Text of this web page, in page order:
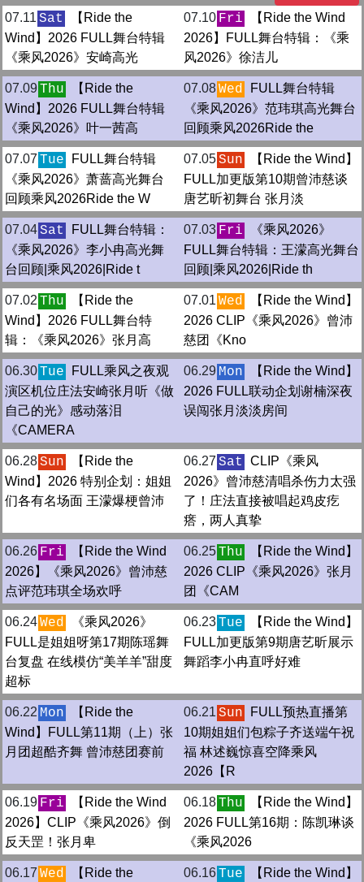
07.11 Sat
【Ride the
Wind】2026 FULL舞台特辑
《乘风2026》安崎高光
07.10 Fri
【Ride the Wind
2026】FULL舞台特辑：《乘
风2026》徐洁儿
07.09Thu
【Ride the
Wind】2026 FULL舞台特辑
《乘风2026》叶一茜高
07.08Wed
FULL舞台特辑
《乘风2026》范玮琪高光舞台
回顾乘风2026Ride the
07.07 Tue
FULL舞台特辑
《乘风2026》萧蔷高光舞台
回顾乘风2026Ride the W
07.05Sun
【Ride the Wind】
FULL加更版第10期曾沛慈谈
唐艺昕初舞台 张月淡
07.04Sat
FULL舞台特辑：
《乘风2026》李小冉高光舞
台回顾|乘风2026|Ride t
07.03 Fri
《乘风2026》
FULL舞台特辑：王濛高光舞台
回顾|乘风2026|Ride th
07.02 Thu
【Ride the
Wind】2026 FULL舞台特
辑：《乘风2026》张月高
07.01 Wed
【Ride the Wind】
2026 CLIP《乘风2026》曾沛
慈团《Kno
06.30Tue
FULL乘风之夜观
演区机位庄法安崎张月听《做
自己的光》感动落泪
《CAMERA
06.29 Mon
【Ride the Wind】
2026 FULL联动企划谢楠深夜
误闯张月淡淡房间
06.28Sun
【Ride the
Wind】2026 特别企划：姐姐
们各有名场面 王濛爆梗曾沛
06.27 Sat
CLIP《乘风
2026》曾沛慈清唱杀伤力太强
了！庄法直接被唱起鸡皮疙
瘩，两人真挚
06.26 Fri
【Ride the Wind
2026】《乘风2026》曾沛慈
点评范玮琪全场欢呼
06.25Thu
【Ride the Wind】
2026 CLIP《乘风2026》张月
团《CAM
06.24Wed
《乘风2026》
FULL是姐姐呀第17期陈瑶舞
台复盘 在线模仿“美羊羊”甜度
超标
06.23Tue
【Ride the Wind】
FULL加更版第9期唐艺昕展示
舞蹈李小冉直呼好难
06.22 Mon
【Ride the
Wind】FULL第11期（上）张
月团超酷齐舞 曾沛慈团赛前
06.21 Sun
FULL预热直播第
10期姐姐们包粽子齐送端午祝
福 林述巍惊喜空降乘风
2026【R
06.19 Fri
【Ride the Wind
2026】CLIP《乘风2026》倒
反天罡！张月卑
06.18Thu
【Ride the Wind】
2026 FULL第16期：陈凯琳谈
《乘风2026
06.17 Wed
【Ride the
06.16Tue
【Ride the Wind】